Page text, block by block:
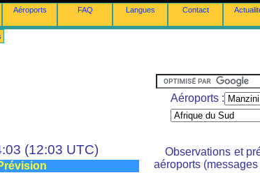
Aéroports FAQ Langues Contact
Aéroports :
(12:03 UTC)
Observations et
aéroports